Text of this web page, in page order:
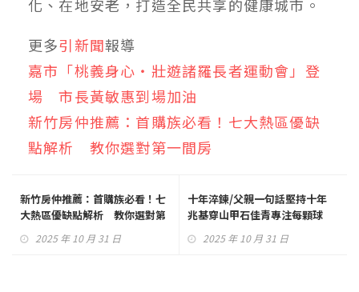
化、在地安老，打造全民共享的健康城市。
更多引新聞報導
嘉市「桃義身心‧壯遊諸羅長者運動會」登
場 市長黃敏惠到場加油
新竹房仲推薦：首購族必看！七大熱區優缺
點解析 教你選對第一間房
新竹房仲推薦：首購族必看！七
大熱區優缺點解析 教你選對第
2025 年 10 月 31 日
十年淬鍊/父親一句話堅持十年
兆基穿山甲石佳青專注每顆球
2025 年 10 月 31 日